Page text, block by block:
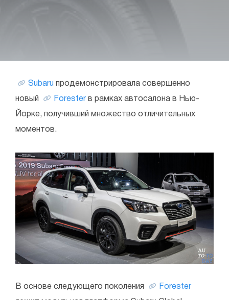
Subaru продемонстрировала совершенно
новый Forester в рамках автосалона в Нью-
Йорке, получивший множество отличительных
моментов.
В основе следующего поколения Forester